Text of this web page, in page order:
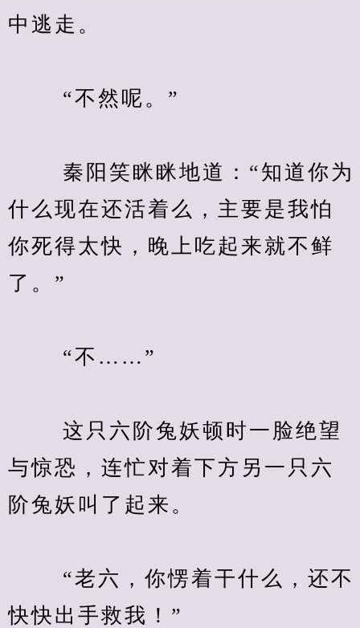
中逃走。
“不然呢。”
秦阳笑眯眯地道：“知道你为
什么现在还活着么，主要是我怕
你死得太快，晚上吃起来就不鲜
了。”
“不……”
这只六阶兔妖顿时一脸绝望
与惊恐，连忙对着下方另一只六
阶兔妖叫了起来。
“老六，你愣着干什么，还不
快快出手救我！”